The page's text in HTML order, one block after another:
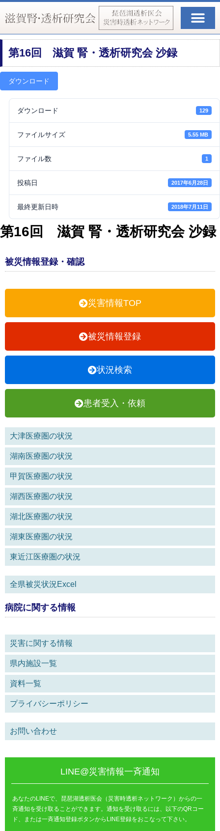
第16回 滋賀 腎・透析研究会 沙録
ダウンロード
ダウンロード 129
ファイルサイズ 5.55 MB
ファイル数 1
投稿日 2017年6月28日
最終更新日時 2018年7月11日
第16回 滋賀 腎・透析研究会 沙録
被災情報登録・確認
災害情報TOP
被災情報登録
状況検索
患者受入・依頼
大津医療圏の状況
湖南医療圏の状況
甲賀医療圏の状況
湖西医療圏の状況
湖北医療圏の状況
湖東医療圏の状況
東近江医療圏の状況
全県被災状況Excel
病院に関する情報
災害に関する情報
県内施設一覧
資料一覧
プライバシーポリシー
お問い合わせ
LINE@災害情報一斉通知
あなたのLINEで、琵琶湖透析医会（災害時透析ネットワーク）からの一
斉通知を受け取ることができます。通知を受け取るには、以下のQRコー
ド、または一斉通知登録ボタンからLINE登録をおこなって下さい。